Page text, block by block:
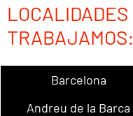
TRABAJAMOS:
Barcelona
Andreu de la Barca